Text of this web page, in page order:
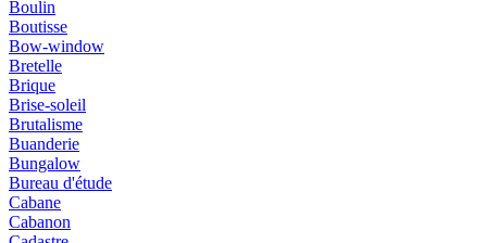
Boulin
Boutisse
Bow-window
Bretelle
Brique
Brise-soleil
Brutalisme
Buanderie
Bungalow
Bureau d'étude
Cabane
Cabanon